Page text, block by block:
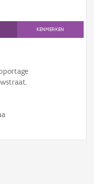
KENMERKEN